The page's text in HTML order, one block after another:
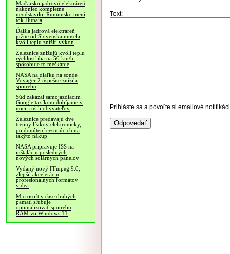
Maďarsko jadrovú elektráreň
nakoniec kompletne
neodstavilo, Rumunsko mení
tok Dunaja
Ďalšia jadrová elektráreň
južne od Slovenska musela
kvôli teplu znížiť výkon
Železnice znižujú kvôli teplu
rýchlosť iba na 50 km/h,
spôsobuje to meškanie
NASA na diaľku na sonde
Voyager 2 úspešne znížila
spotrebu
Súd zakázal samojazdiacim
Google taxíkom dobíjanie v
noci, rušili obyvateľov
Železnice predávajú dve
tretiny lístkov elektronicky,
po donútení cestujúcich na
takýto nákup
NASA pripravuje ISS na
inštaláciu posledných
nových solárnych panelov
Vydaný nový FFmpeg 9.0,
zlepšil akceleráciu
profesionálnych formátov
videa
Microsoft v čase drahých
pamätí sľubuje
optimalizovať spotrebu
RAM vo Windows 11
Text:
Prihláste sa a povoľte si emailové